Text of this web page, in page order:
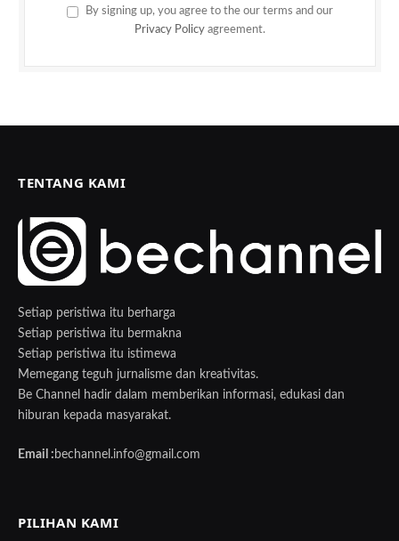
By signing up, you agree to the our terms and our
Privacy Policy agreement.
TENTANG KAMI
Setiap peristiwa itu berharga
Setiap peristiwa itu bermakna
Setiap peristiwa itu istimewa
Memegang teguh jurnalisme dan kreativitas.
Be Channel hadir dalam memberikan informasi, edukasi dan
hiburan kepada masyarakat.
Email : bechannel.info@gmail.com
PILIHAN KAMI